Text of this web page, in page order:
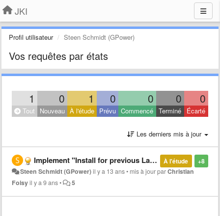
JKI
Profil utilisateur Steen Schmidt (GPower)
Vos requêtes par états
1 0 1 0 0 0 0
Tout Nouveau À l'étude Prévu Commencé Terminé Écarté
Les derniers mis à jour
+8
À l'étude
Implement "Install for previous LabVIEW version"
Steen Schmidt (GPower)il y a 13 ans• mis à jour parChristian
Foisyil y a 9 ans• 5